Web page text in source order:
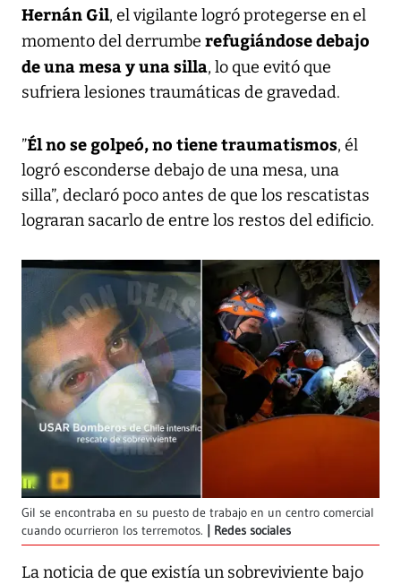
Hernán Gil, el vigilante logró protegerse en el
momento del derrumbe refugiándose debajo
de una mesa y una silla, lo que evitó que
sufriera lesiones traumáticas de gravedad.
”Él no se golpeó, no tiene traumatismos, él
logró esconderse debajo de una mesa, una
silla”, declaró poco antes de que los rescatistas
lograran sacarlo de entre los restos del edificio.
Gil se encontraba en su puesto de trabajo en un centro comercial
cuando ocurrieron los terremotos.
Redes sociales
La noticia de que existía un sobreviviente bajo